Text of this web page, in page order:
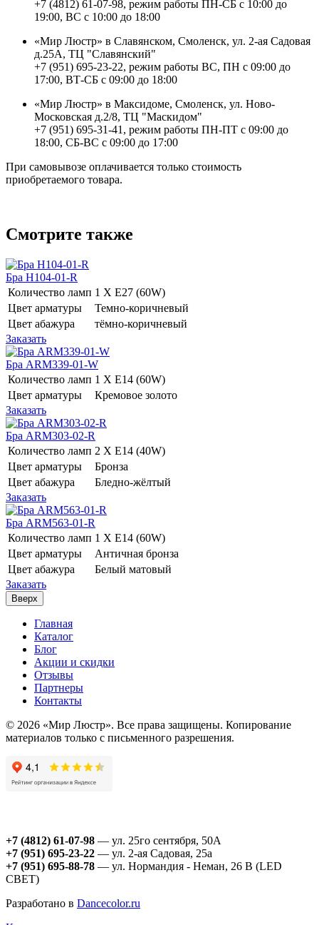
+7 (4812) 61-07-98, режим работы ПН-СБ с 10:00 до
19:00, ВС с 10:00 до 18:00
«Мир Люстр» в Славянском, Смоленск, ул. 2-ая Садовая
д.25А, ТЦ "Славянский"
+7 (951) 695-23-22, режим работы ВС, ПН с 09:00 до
17:00, ВТ-СБ с 09:00 до 18:00
«Мир Люстр» в Максидоме, Смоленск, ул. Ново-
Московская д.2/8, ТЦ "Маскидом"
+7 (951) 695-31-41, режим работы ПН-ПТ с 09:00 до
18:00, СБ-ВС с 09:00 до 17:00
При самовывозе оплачивается только стоимость
приобретаемого товара.
Смотрите также
Бра H104-01-R
Количество ламп 1 Х E27 (60W)
Цвет арматуры
Темно-коричневый
Цвет абажура
тёмно-коричневый
Заказать
Бра ARM339-01-W
Количество ламп 1 Х E14 (60W)
Цвет арматуры
Кремовое золото
Заказать
Бра ARM303-02-R
Количество ламп 2 Х E14 (40W)
Цвет арматуры
Бронза
Цвет абажура
Бледно-жёлтый
Заказать
Бра ARM563-01-R
Количество ламп 1 Х E14 (60W)
Цвет арматуры
Античная бронза
Цвет абажура
Белый матовый
Заказать
Вверх
Главная
Каталог
Блог
Акции и скидки
Отзывы
Партнеры
Контакты
© 2026 «Мир Люстр». Все права защищены. Копирование
материалов только с письменного разрешения.
+7 (4812) 61-07-98 — ул. 25го сентября, 50А
+7 (951) 695-23-22 — ул. 2-ая Садовая, 25а
+7 (951) 695-88-78 — ул. Нормандия - Неман, 26 В (LED
СВЕТ)
Разработано в Dancecolor.ru